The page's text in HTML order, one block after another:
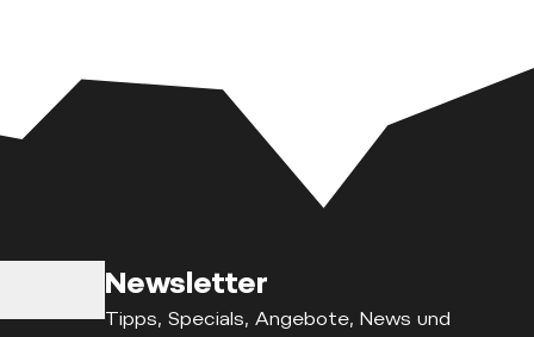
Newsletter
Tipps, Specials, Angebote, News und